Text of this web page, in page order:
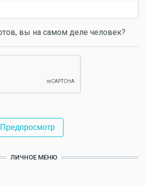
вы на самом деле человек?
ЛИЧНОЕ МЕНЮ